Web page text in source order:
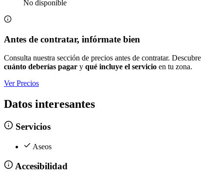
No disponible
Antes de contratar, infórmate bien
Consulta nuestra sección de precios antes de contratar. Descubre
cuánto deberías pagar y qué incluye el servicio en tu zona.
Ver Precios
Datos interesantes
Servicios
Aseos
Accesibilidad